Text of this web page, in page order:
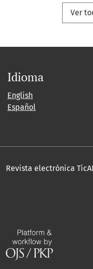
Ver
Idioma
English
Español
Revista electrónica